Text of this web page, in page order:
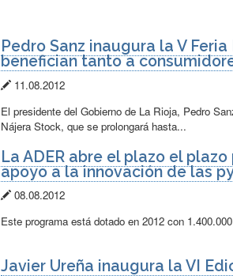
Pedro Sanz inaugura la V
benefician tanto a
Fecha
publicación:
11.08.2012
El presidente del Gobierno de La Rioja, Pedro
Nájera Stock, que se prolongará hasta...
La ADER abre el plazo el
apoyo a la innovación de las
Fecha
de
08.08.2012
Este programa está dotado en 2012 con
Javier Ureña inaugura la VI